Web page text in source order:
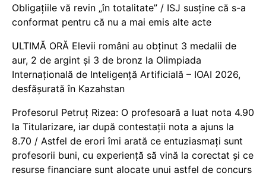
Obligațiile vă revin „în totalitate” / ISJ susține că s-a
conformat pentru că nu a mai emis alte acte
ULTIMĂ ORĂ Elevii români au obținut 3 medalii de
aur, 2 de argint și 3 de bronz la Olimpiada
Internațională de Inteligență Artificială – IOAI 2026,
desfășurată în Kazahstan
Profesorul Petruț Rizea: O profesoară a luat nota 4.90
la Titularizare, iar după contestații nota a ajuns la
8.70 / Astfel de erori îmi arată ce entuziasmați sunt
profesorii buni, cu experiență să vină la corectat și ce
resurse financiare sunt alocate unui astfel de concurs